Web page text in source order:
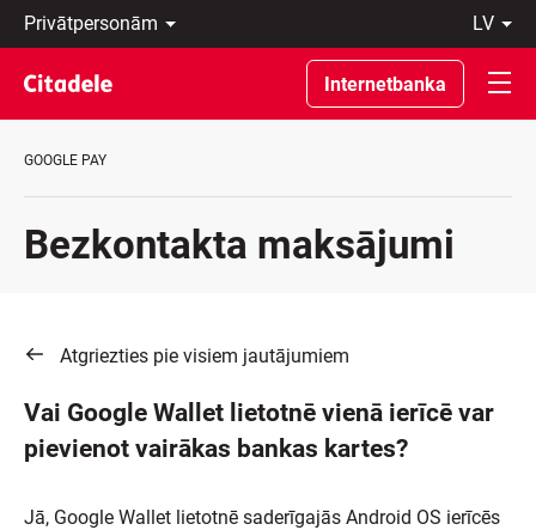
Privātpersonām
Uzņēmumiem
Private
Banking
Par
C
lv
Latviski
По-
русски
In
Internetbanka
GOOGLE PAY
Bezkontakta maksājumi
Atgriezties pie visiem jautājumiem
Vai Google Wallet lietotnē vienā ierīcē var
pievienot vairākas bankas kartes?
Jā, Google Wallet lietotnē saderīgajās Android OS ierīcēs